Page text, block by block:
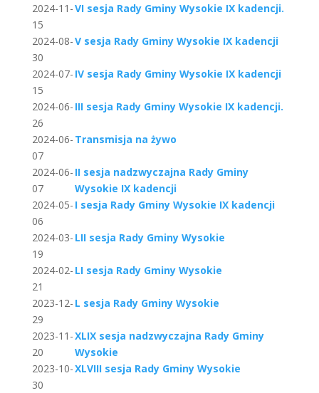
2024-11-
15
VI sesja Rady Gminy Wysokie IX kadencji.
2024-08-
30
V sesja Rady Gminy Wysokie IX kadencji
2024-07-
15
IV sesja Rady Gminy Wysokie IX kadencji
2024-06-
26
III sesja Rady Gminy Wysokie IX kadencji.
2024-06-
07
Transmisja na żywo
2024-06-
07
II sesja nadzwyczajna Rady Gminy
Wysokie IX kadencji
2024-05-
06
I sesja Rady Gminy Wysokie IX kadencji
2024-03-
19
LII sesja Rady Gminy Wysokie
2024-02-
21
LI sesja Rady Gminy Wysokie
2023-12-
29
L sesja Rady Gminy Wysokie
2023-11-
20
XLIX sesja nadzwyczajna Rady Gminy
Wysokie
2023-10-
30
XLVIII sesja Rady Gminy Wysokie